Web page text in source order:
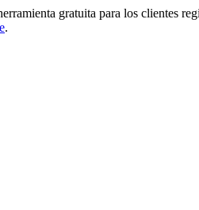
gratuita para los clientes
.